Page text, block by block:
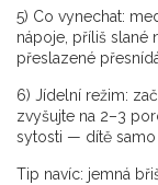
5) Co vynechat:
nápoje, příliš slané
přeslazené
6) Jídelní režim:
zvyšujte na 2–3
sytosti — dítě samo
Tip navíc: jemná